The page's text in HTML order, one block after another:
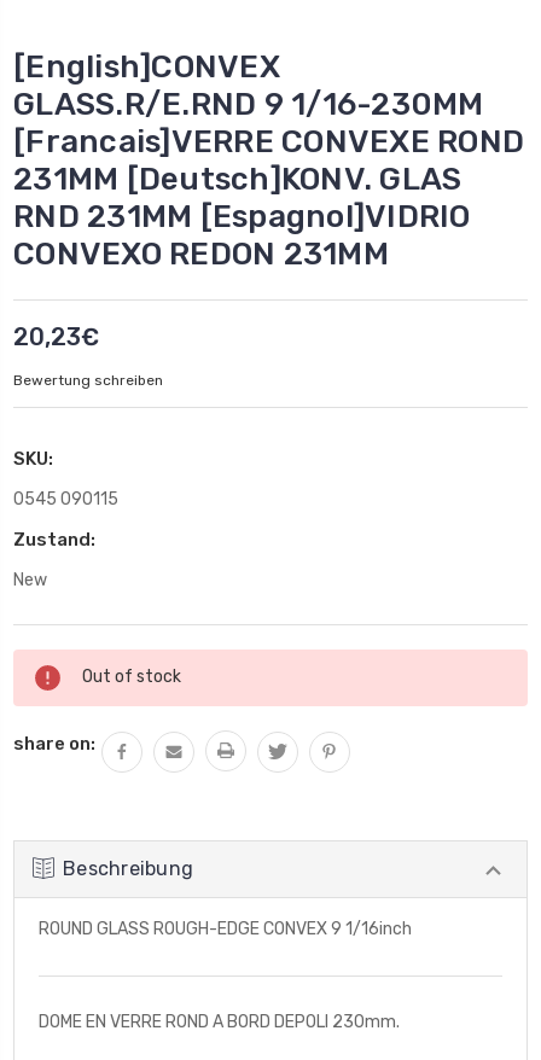
[English]CONVEX
GLASS.R/E.RND 9 1/16-230MM
[Francais]VERRE CONVEXE ROND
231MM [Deutsch]KONV. GLAS
RND 231MM [Espagnol]VIDRIO
CONVEXO REDON 231MM
20,23€
Bewertung schreiben
SKU:
0545 090115
Zustand:
New
Aktueller
Lagerbestand:
Out of stock
share on:
Beschreibung
ROUND GLASS ROUGH-EDGE CONVEX 9 1/16inch
DOME EN VERRE ROND A BORD DEPOLI 230mm.